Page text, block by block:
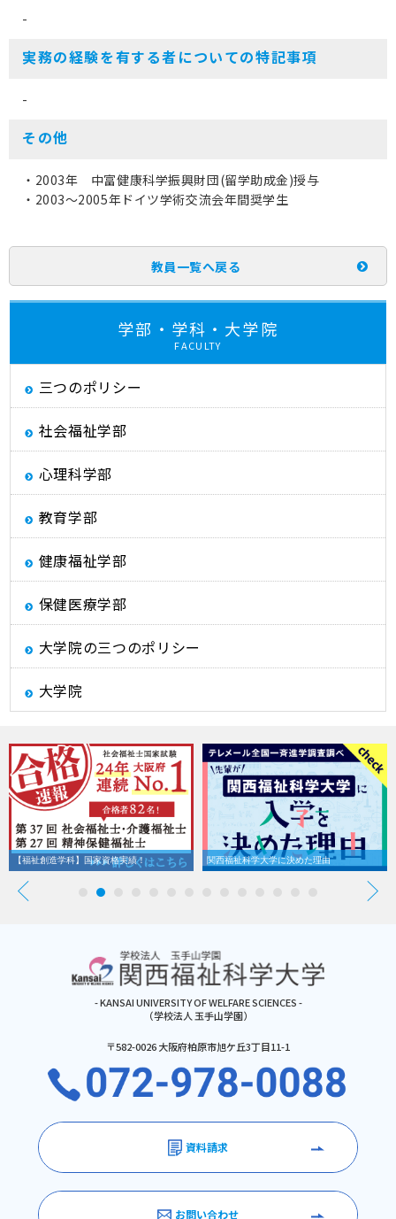
-
実務の経験を有する者についての特記事項
-
その他
・2003年 中富健康科学振興財団(留学助成金)授与
・2003～2005年ドイツ学術交流会年間奨学生
教員一覧へ戻る
学部・学科・大学院
FACULTY
三つのポリシー
社会福祉学部
心理科学部
教育学部
健康福祉学部
保健医療学部
大学院の三つのポリシー
大学院
【福祉創造学科】国家資格実績！ 関西福祉科学大学に決めた理由
- KANSAI UNIVERSITY OF WELFARE SCIENCES -
（学校法人 玉手山学園）
〒582-0026 大阪府柏原市旭ケ丘3丁目11-1
資料請求
お問い合わせ